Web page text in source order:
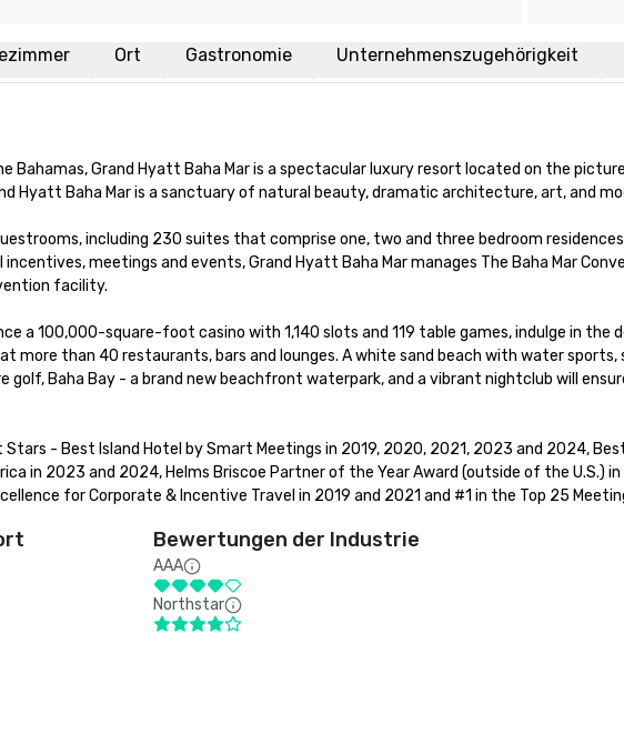
Ort Gastronomie Unternehmenszugehörigkeit
Bahamas, Grand Hyatt Baha Mar is a spectacular luxury resort located on the
Hyatt Baha Mar is a sanctuary of natural beauty, dramatic architecture, art, and
including 230 suites that comprise one, two and three bedroom
meetings and events, Grand Hyatt Baha Mar manages The Baha Mar
facility.
a 100,000-square-foot casino with 1,140 slots and 119 table games, indulge in
more than 40 restaurants, bars and lounges. A white sand beach with water sports,
golf, Baha Bay - a brand new beachfront waterpark, and a vibrant nightclub will
- Best Island Hotel by Smart Meetings in 2019, 2020, 2021, 2023 and 2024,
in 2023 and 2024, Helms Briscoe Partner of the Year Award (outside of the U.S.)
for Corporate & Incentive Travel in 2019 and 2021 and #1 in the Top 25
Bewertungen der Industrie
AAA
Northstar